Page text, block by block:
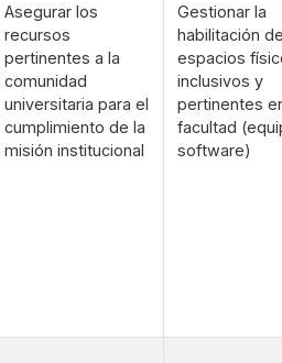
Asegurar los
recursos
pertinentes a la
comunidad
universitaria para el
cumplimiento de la
misión institucional
Gestionar la
habilitación
espacios
inclusivos y
pertinentes
facultad
software)